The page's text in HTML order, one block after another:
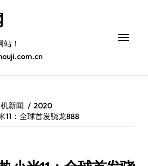
！
新闻
2020
11：全球首发骁龙888